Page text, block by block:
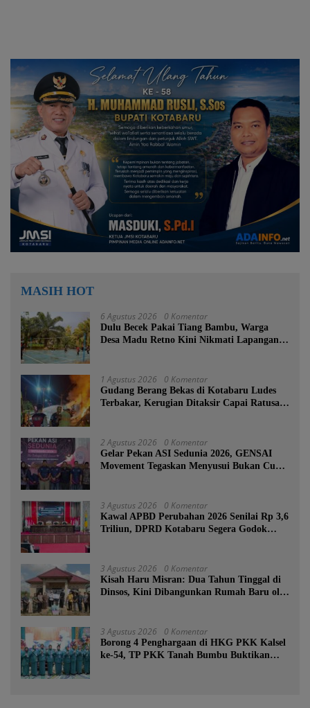
MASIH HOT
6 Agustus 2026 0 Komentar
Dulu Becek Pakai Tiang Bambu, Warga
Desa Madu Retno Kini Nikmati Lapangan
1 Agustus 2026 0 Komentar
Gudang Berang Bekas di Kotabaru Ludes
Terbakar, Kerugian Ditaksir Capai Ratusan
2 Agustus 2026 0 Komentar
Gelar Pekan ASI Sedunia 2026, GENSAI
Movement Tegaskan Menyusui Bukan Cuma
3 Agustus 2026 0 Komentar
Kawal APBD Perubahan 2026 Senilai Rp 3,6
Triliun, DPRD Kotabaru Segera Godok
3 Agustus 2026 0 Komentar
Kisah Haru Misran: Dua Tahun Tinggal di
Dinsos, Kini Dibangunkan Rumah Baru oleh
3 Agustus 2026 0 Komentar
Borong 4 Penghargaan di HKG PKK Kalsel
ke-54, TP PKK Tanah Bumbu Buktikan